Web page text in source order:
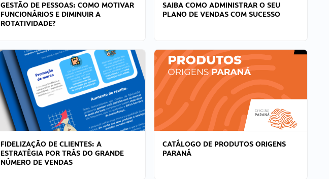
GESTÃO DE PESSOAS: COMO MOTIVAR
FUNCIONÁRIOS E DIMINUIR A
ROTATIVIDADE?
SAIBA COMO ADMINISTRAR O SEU
PLANO DE VENDAS COM SUCESSO
FIDELIZAÇÃO DE CLIENTES: A
ESTRATÉGIA POR TRÁS DO GRANDE
NÚMERO DE VENDAS
CATÁLOGO DE PRODUTOS ORIGENS
PARANÁ